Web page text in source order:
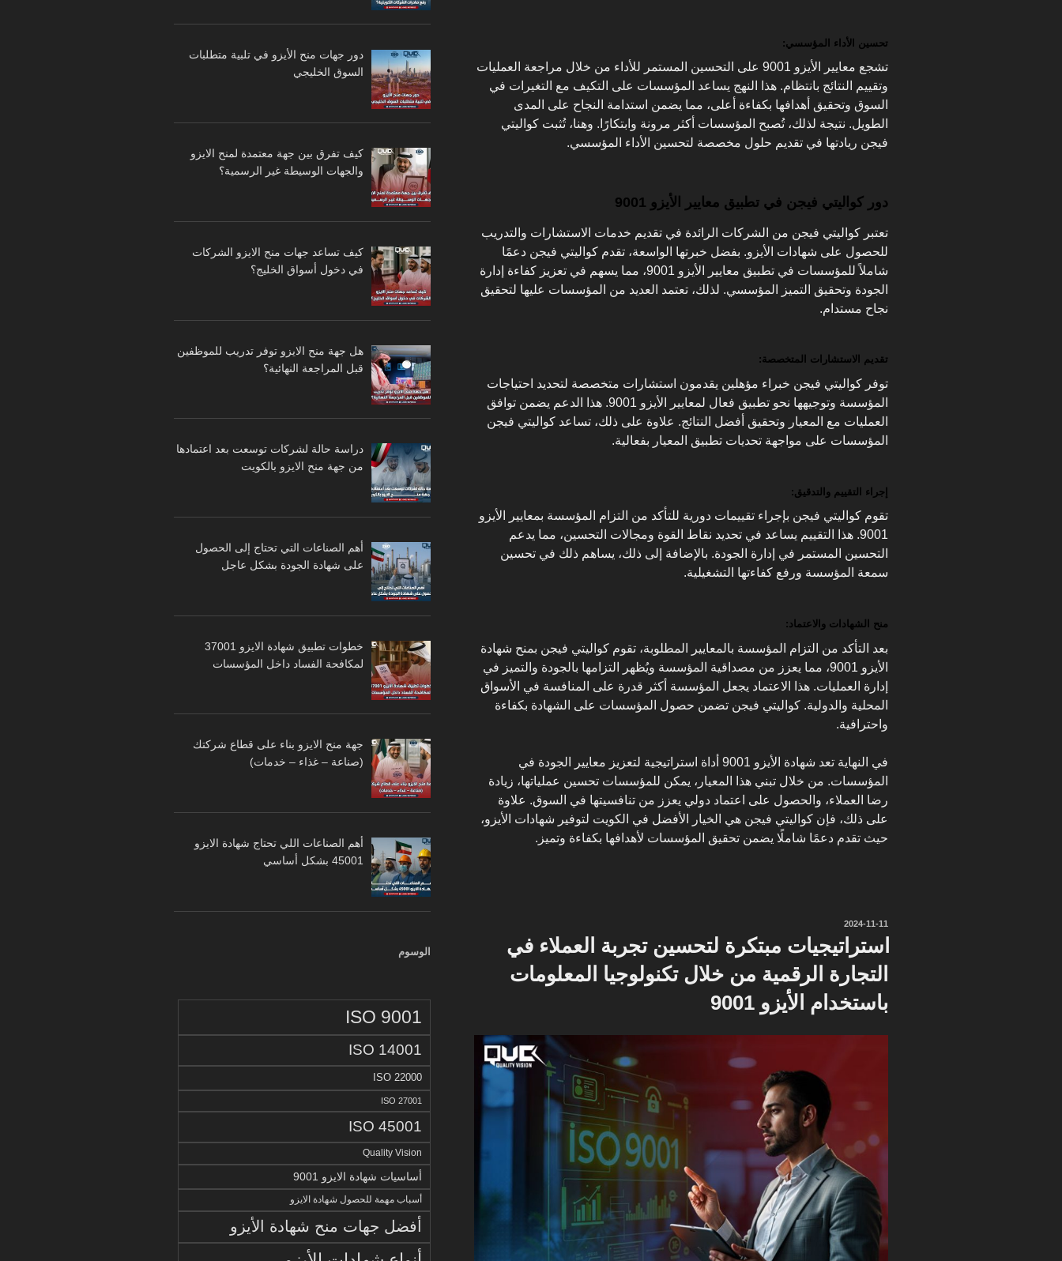
تحسين الأداء المؤسسي:
تشجع معايير الأيزو 9001 على التحسين المستمر للأداء من خلال مراجعة العمليات
وتقييم النتائج بانتظام. هذا النهج يساعد المؤسسات على التكيف مع التغيرات في
السوق وتحقيق أهدافها بكفاءة أعلى، مما يضمن استدامة النجاح على المدى
الطويل. نتيجة لذلك، تُصبح المؤسسات أكثر مرونة وابتكارًا. وهنا، تُثبت كواليتي
فيجن ريادتها في تقديم حلول مخصصة لتحسين الأداء المؤسسي.
دور كواليتي فيجن في تطبيق معايير الأيزو 9001
تعتبر كواليتي فيجن من الشركات الرائدة في تقديم خدمات الاستشارات والتدريب
للحصول على شهادات الأيزو. بفضل خبرتها الواسعة، تقدم كواليتي فيجن دعمًا
شاملاً للمؤسسات في تطبيق معايير الأيزو 9001، مما يسهم في تعزيز كفاءة إدارة
الجودة وتحقيق التميز المؤسسي. لذلك، تعتمد العديد من المؤسسات عليها لتحقيق
نجاح مستدام.
تقديم الاستشارات المتخصصة:
توفر كواليتي فيجن خبراء مؤهلين يقدمون استشارات متخصصة لتحديد احتياجات
المؤسسة وتوجيهها نحو تطبيق فعال لمعايير الأيزو 9001. هذا الدعم يضمن توافق
العمليات مع المعيار وتحقيق أفضل النتائج. علاوة على ذلك، تساعد كواليتي فيجن
المؤسسات على مواجهة تحديات تطبيق المعيار بفعالية.
إجراء التقييم والتدقيق:
تقوم كواليتي فيجن بإجراء تقييمات دورية للتأكد من التزام المؤسسة بمعايير الأيزو
9001. هذا التقييم يساعد في تحديد نقاط القوة ومجالات التحسين، مما يدعم
التحسين المستمر في إدارة الجودة. بالإضافة إلى ذلك، يساهم ذلك في تحسين
سمعة المؤسسة ورفع كفاءتها التشغيلية.
منح الشهادات والاعتماد:
بعد التأكد من التزام المؤسسة بالمعايير المطلوبة، تقوم كواليتي فيجن بمنح شهادة
الأيزو 9001، مما يعزز من مصداقية المؤسسة ويُظهر التزامها بالجودة والتميز في
إدارة العمليات. هذا الاعتماد يجعل المؤسسة أكثر قدرة على المنافسة في الأسواق
المحلية والدولية. كواليتي فيجن تضمن حصول المؤسسات على الشهادة بكفاءة
واحترافية.
في النهاية تعد شهادة الأيزو 9001 أداة استراتيجية لتعزيز معايير الجودة في
المؤسسات. من خلال تبني هذا المعيار، يمكن للمؤسسات تحسين عملياتها، زيادة
رضا العملاء، والحصول على اعتماد دولي يعزز من تنافسيتها في السوق. علاوة
على ذلك، فإن كواليتي فيجن هي الخيار الأفضل في الكويت لتوفير شهادات الأيزو،
حيث تقدم دعمًا شاملًا يضمن تحقيق المؤسسات لأهدافها بكفاءة وتميز.
نُشر
في
2024-11-11
استراتيجيات مبتكرة لتحسين تجربة العملاء في
التجارة الرقمية من خلال تكنولوجيا المعلومات
باستخدام الأيزو 9001
دور جهات منح الأيزو في تلبية متطلبات
السوق الخليجي
كيف تفرق بين جهة معتمدة لمنح الايزو
والجهات الوسيطة غير الرسمية؟
كيف تساعد جهات منح الايزو الشركات
في دخول أسواق الخليج؟
هل جهة منح الايزو توفر تدريب للموظفين
قبل المراجعة النهائية؟
دراسة حالة لشركات توسعت بعد اعتمادها
من جهة منح الايزو بالكويت
أهم الصناعات التي تحتاج إلى الحصول
على شهادة الجودة بشكل عاجل
خطوات تطبيق شهادة الايزو 37001
لمكافحة الفساد داخل المؤسسات
جهة منح الايزو بناء على قطاع شركتك
(صناعة – غذاء – خدمات)
أهم الصناعات اللي تحتاج شهادة الايزو
45001 بشكل أساسي
الوسوم
ISO 9001
ISO 14001
ISO 22000
ISO 27001
ISO 45001
Quality Vision
أساسيات شهادة الايزو 9001
أسباب مهمة للحصول شهادة الايزو
أفضل جهات منح شهادة الأيزو